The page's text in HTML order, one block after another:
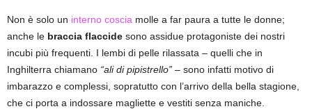
Non è solo un interno coscia molle a far paura a tutte le donne;
anche le braccia flaccide sono assidue protagoniste dei nostri
incubi più frequenti. I lembi di pelle rilassata – quelli che in
Inghilterra chiamano “ali di pipistrello” – sono infatti motivo di
imbarazzo e complessi, sopratutto con l’arrivo della bella stagione,
che ci porta a indossare magliette e vestiti senza maniche.